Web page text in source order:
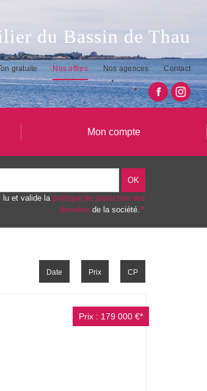
du Bassin de Thau
gratuite Nos offres Nos agences Contact
Mon compte
lu et valide la politique de protection des
données de la société. *
Date Prix CP
Prix : 179 000 €*